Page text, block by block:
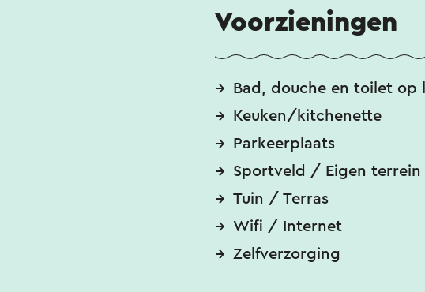
Voorzieningen
Bad, douche en toilet op
Keuken/kitchenette
Parkeerplaats
Sportveld / Eigen terrein
Tuin / Terras
Wifi / Internet
Zelfverzorging